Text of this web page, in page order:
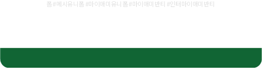
폼 #메시유니폼 #마이애미유니폼 #마이애미반티 #인터마이애미반티